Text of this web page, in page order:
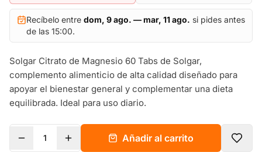
Recíbelo entre dom, 9 ago. — mar, 11 ago. si pides antes
de las 15:00.
Solgar Citrato de Magnesio 60 Tabs de Solgar,
complemento alimenticio de alta calidad diseñado para
apoyar el bienestar general y complementar una dieta
equilibrada. Ideal para uso diario.
1 Añadir al carrito